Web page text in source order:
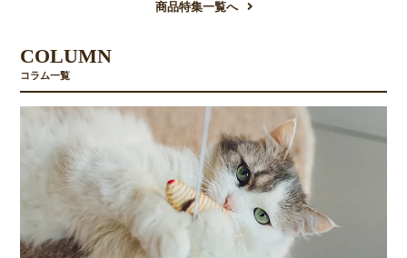
商品特集一覧へ
COLUMN
コラム一覧